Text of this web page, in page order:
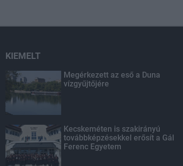
KIEMELT
Megérkezett az eső a Duna
vízgyűjtőjére
Kecskeméten is szakirányú
továbbképzésekkel erősít a Gál
Ferenc Egyetem